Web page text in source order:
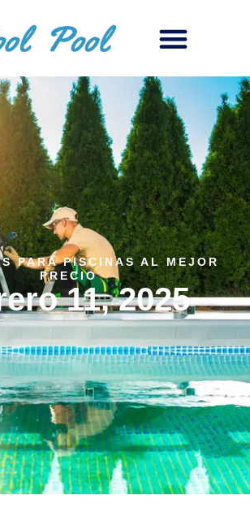
PARA PISCINAS AL MEJOR
PRECIO
11, 2025